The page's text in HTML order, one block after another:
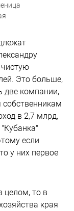
чистую
Это больше,
две компании,
в 2,7 млрд,
если
у них первое
целом, то в
края